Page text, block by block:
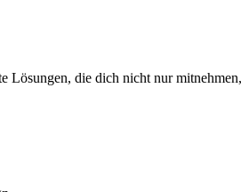
Lösungen, die dich nicht nur